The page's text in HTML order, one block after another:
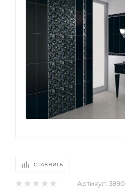
СРАВНИТЬ
Артикул: 3890